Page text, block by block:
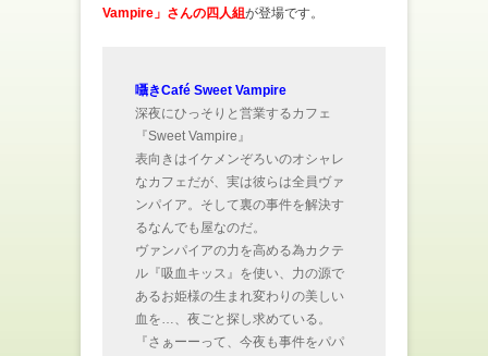
Vampire」さんの四人組が登場です。
囁きCafé Sweet Vampire
深夜にひっそりと営業するカフェ
『Sweet Vampire』
表向きはイケメンぞろいのオシャレ
なカフェだが、実は彼らは全員ヴァ
ンパイア。そして裏の事件を解決す
るなんでも屋なのだ。
ヴァンパイアの力を高める為カクテ
ル『吸血キッス』を使い、力の源で
あるお姫様の生まれ変わりの美しい
血を…、夜ごと探し求めている。
『さぁーーって、今夜も事件をパパ